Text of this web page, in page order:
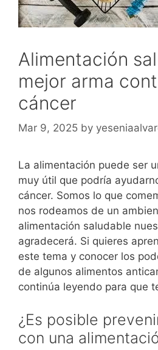
Alimentación
mejor arma
cáncer
Mar 9, 2025 by
La alimentación puede ser
muy útil que podría
cáncer. Somos lo que
nos rodeamos de un
alimentación saludable
agradecerá. Si quieres
este tema y conocer los
de algunos alimentos
continúa leyendo para que
¿Es posible
con una